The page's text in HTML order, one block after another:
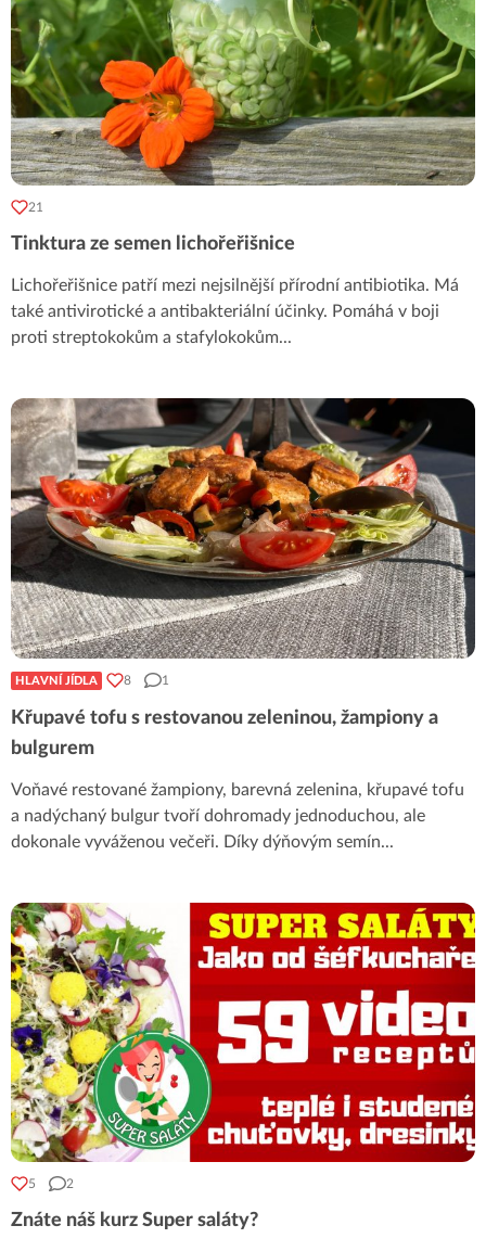
21
Tinktura ze semen lichořeřišnice
Lichořeřišnice patří mezi nejsilnější přírodní antibiotika. Má
také antivirotické a antibakteriální účinky. Pomáhá v boji
proti streptokokům a stafylokokům...
HLAVNÍ JÍDLA 8 1
Křupavé tofu s restovanou zeleninou, žampiony a
bulgurem
Voňavé restované žampiony, barevná zelenina, křupavé tofu
a nadýchaný bulgur tvoří dohromady jednoduchou, ale
dokonale vyváženou večeři. Díky dýňovým semín...
5 2
Znáte náš kurz Super saláty?